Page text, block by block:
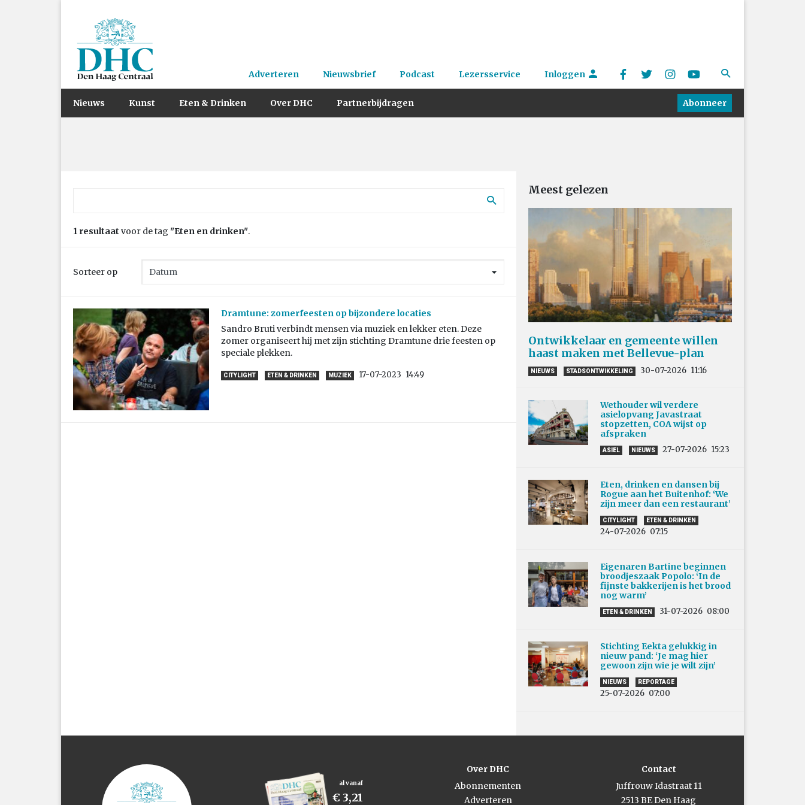
Adverteren Nieuwsbrief Podcast Lezersservice Inloggen
Nieuws Kunst Eten & Drinken Over DHC Partnerbijdragen Abonneer
1 resultaat voor de tag "Eten en drinken".
Sorteer op
Dramtune: zomerfeesten op bijzondere locaties
Sandro Bruti verbindt mensen via muziek en lekker eten. Deze
zomer organiseert hij met zijn stichting Dramtune drie feesten op
speciale plekken.
CITYLIGHT ETEN & DRINKEN MUZIEK 17-07-2023 14:49
Meest gelezen
Ontwikkelaar en gemeente willen
haast maken met Bellevue-plan
NIEUWS STADSONTWIKKELING 30-07-2026 11:16
Wethouder wil verdere
asielopvang Javastraat
stopzetten, COA wijst op
afspraken
ASIEL NIEUWS 27-07-2026 15:23
Eten, drinken en dansen bij
Rogue aan het Buitenhof: ‘We
zijn meer dan een restaurant’
CITYLIGHT ETEN & DRINKEN
24-07-2026 07:15
Eigenaren Bartine beginnen
broodjeszaak Popolo: ‘In de
fijnste bakkerijen is het brood
nog warm’
ETEN & DRINKEN 31-07-2026 08:00
Stichting Eekta gelukkig in
nieuw pand: ‘Je mag hier
gewoon zijn wie je wilt zijn’
NIEUWS REPORTAGE
25-07-2026 07:00
al vanaf
€ 3,21
Over DHC
Abonnementen
Adverteren
Contact
Juffrouw Idastraat 11
2513 BE Den Haag